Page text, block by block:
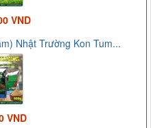
VND
Nhật Trường Kon Tum...
VND